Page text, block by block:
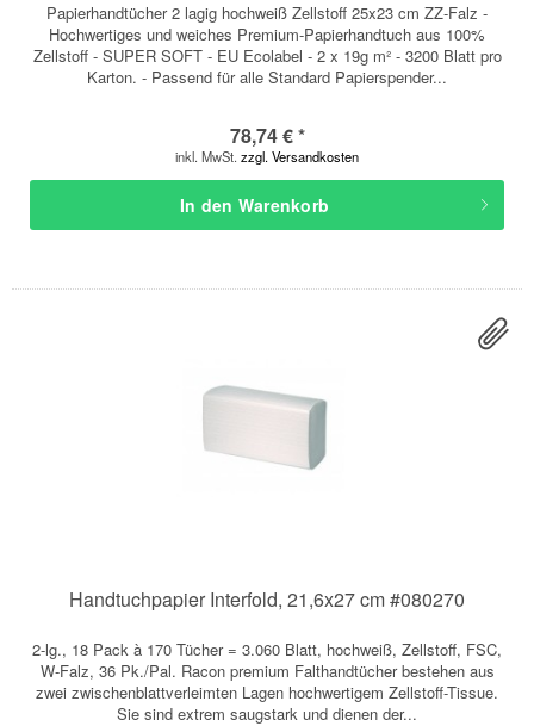
Papierhandtücher 2 lagig hochweiß Zellstoff 25x23 cm ZZ-Falz -
Hochwertiges und weiches Premium-Papierhandtuch aus 100%
Zellstoff - SUPER SOFT - EU Ecolabel - 2 x 19g m² - 3200 Blatt pro
Karton. - Passend für alle Standard Papierspender...
78,74 € *
inkl. MwSt. zzgl. Versandkosten
In den Warenkorb
Handtuchpapier Interfold, 21,6x27 cm #080270
2-lg., 18 Pack à 170 Tücher = 3.060 Blatt, hochweiß, Zellstoff, FSC,
W-Falz, 36 Pk./Pal. Racon premium Falthandtücher bestehen aus
zwei zwischenblattverleimten Lagen hochwertigem Zellstoff-Tissue.
Sie sind extrem saugstark und dienen der...